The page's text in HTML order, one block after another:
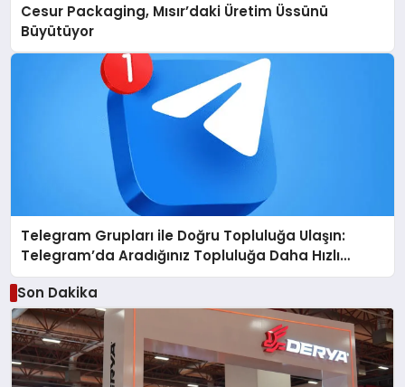
Cesur Packaging, Mısır’daki Üretim Üssünü
Büyütüyor
Telegram Grupları ile Doğru Topluluğa Ulaşın:
Telegram’da Aradığınız Topluluğa Daha Hızlı
Ulaşın
Son Dakika